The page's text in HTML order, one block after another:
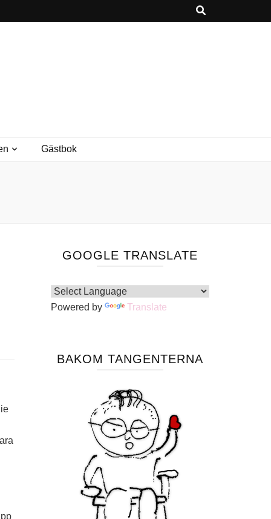
Gästbok
GOOGLE TRANSLATE
Powered by Translate
BAKOM TANGENTERNA